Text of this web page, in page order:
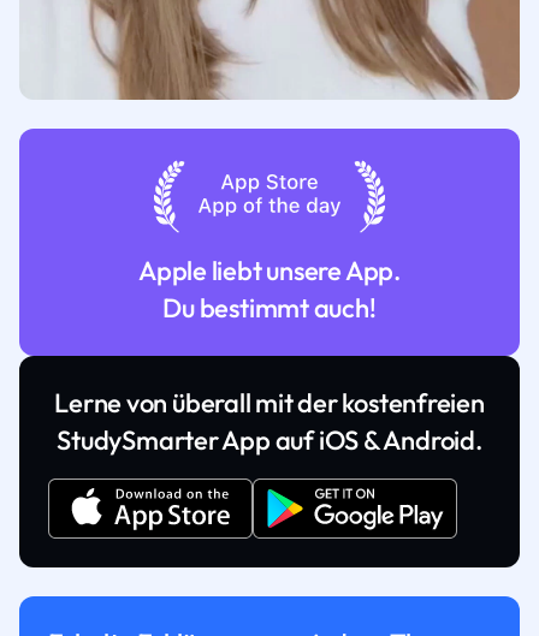
Apple liebt unsere App.
Du bestimmt auch!
Lerne von überall mit der kostenfreien
StudySmarter App auf iOS & Android.